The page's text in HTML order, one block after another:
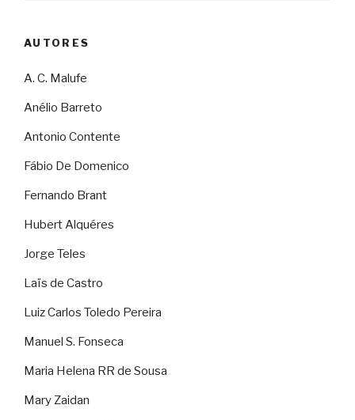
AUTORES
A. C. Malufe
Anélio Barreto
Antonio Contente
Fábio De Domenico
Fernando Brant
Hubert Alquéres
Jorge Teles
Laïs de Castro
Luiz Carlos Toledo Pereira
Manuel S. Fonseca
Maria Helena RR de Sousa
Mary Zaidan